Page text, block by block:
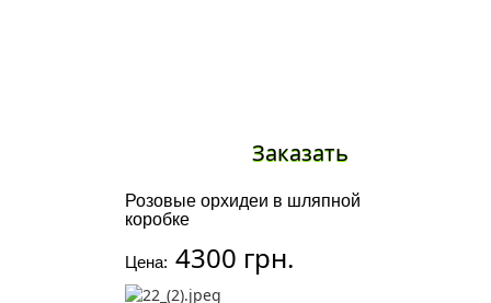
Розовые орхидеи в шляпной
коробке
Цена: 4300 грн.
Заказать